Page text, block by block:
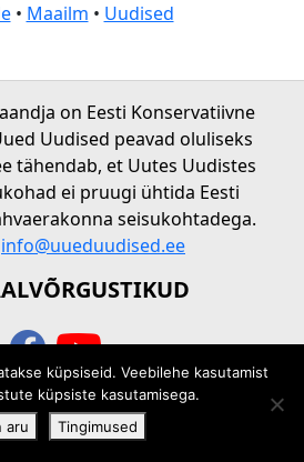
• Maailm • Uudised
on Eesti Konservatiivne
Uudised peavad oluliseks
tähendab, et Uutes Uudistes
ei pruugi ühtida Eesti
seisukohtadega.
info@uueduudised.ee
Uued uudised
küpsiseid. Veebilehe kasutamist
küpsiste kasutamisega.
aru
Tingimused